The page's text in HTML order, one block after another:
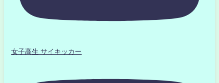
女子高生 サイキッカー